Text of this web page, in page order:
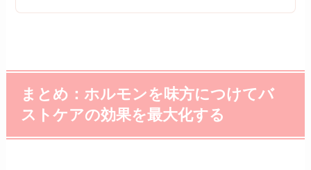
まとめ：ホルモンを味方につけてバ
ストケアの効果を最大化する